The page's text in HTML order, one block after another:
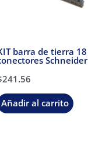
barra de tierra 18
Schneider
241.56
Añadir al carrito